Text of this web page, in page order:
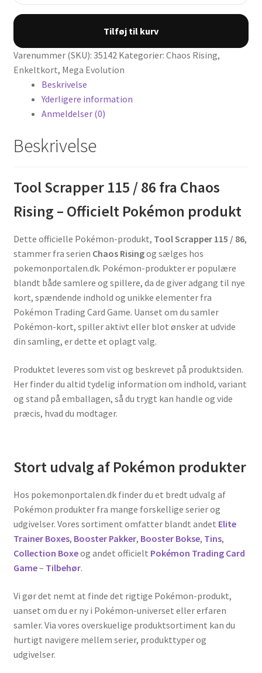
115
/
86
antal
Tilføj til kurv
Varenummer (SKU): 35142 Kategorier: Chaos Rising,
Enkeltkort, Mega Evolution
Beskrivelse
Yderligere information
Anmeldelser (0)
Beskrivelse
Tool Scrapper 115 / 86 fra Chaos
Rising – Officielt Pokémon produkt
Dette officielle Pokémon-produkt, Tool Scrapper 115 / 86,
stammer fra serien Chaos Risingog sælges hos
pokemonportalen.dk. Pokémon-produkter er populære
blandt både samlere og spillere, da de giver adgang til nye
kort, spændende indhold og unikke elementer fra
Pokémon Trading Card Game. Uanset om du samler
Pokémon-kort, spiller aktivt eller blot ønsker at udvide
din samling, er dette et oplagt valg.
Produktet leveres som vist og beskrevet på produktsiden.
Her finder du altid tydelig information om indhold, variant
og stand på emballagen, så du trygt kan handle og vide
præcis, hvad du modtager.
Stort udvalg af Pokémon produkter
Hos pokemonportalen.dk finder du et bredt udvalg af
Pokémon produkter fra mange forskellige serier og
udgivelser. Vores sortiment omfatter blandt andet Elite
Trainer Boxes, Booster Pakker, Booster Bokse, Tins,
Collection Boxeog andet officielt Pokémon Trading Card
Game– Tilbehør.
Vi gør det nemt at finde det rigtige Pokémon-produkt,
uanset om du er ny i Pokémon-universet eller erfaren
samler. Via vores overskuelige produktsortiment kan du
hurtigt navigere mellem serier, produkttyper og
udgivelser.